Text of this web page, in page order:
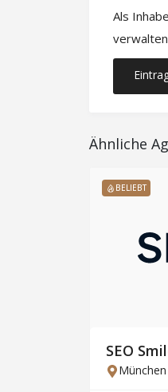
Als
Ähnliche
BELIEBT
SEO
München